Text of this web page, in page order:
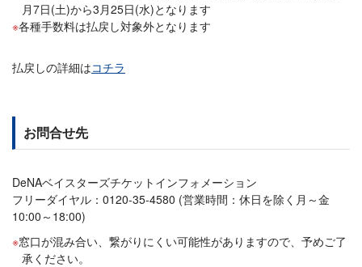
月7日(土)から3月25日(水)となります
各種手数料は払戻し対象外となります
払戻しの詳細はコチラ
お問合せ先
DeNAベイスターズチケットインフォメーション
フリーダイヤル：0120-35-4580 (営業時間：休日を除く月～金
10:00～18:00)
窓口が混み合い、繋がりにくい可能性がありますので、予めご了
承ください。